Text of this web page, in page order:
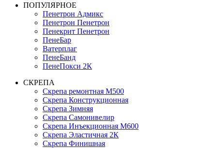
ПОПУЛЯРНОЕ
Пенетрон Адмикс
Пенетрон Пенетрон
Пенекрит Пенетрон
ПенеБар
Ватерплаг
ПенеБанд
ПенеПокси 2К
СКРЕПА
Скрепа ремонтная М500
Скрепа Конструкционная
Скрепа Зимняя
Скрепа Самонивелир
Скрепа Инъекционная М600
Скрепа Эластичная 2К
Скрепа Финишная